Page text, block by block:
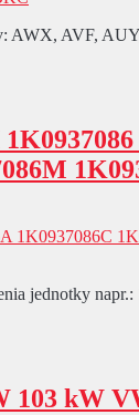
AVF,
jednotky
kW